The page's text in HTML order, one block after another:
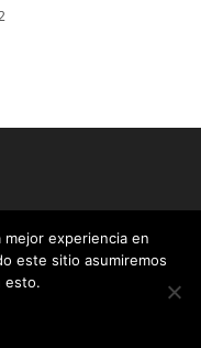
mejor experiencia en
este sitio asumiremos
esto.